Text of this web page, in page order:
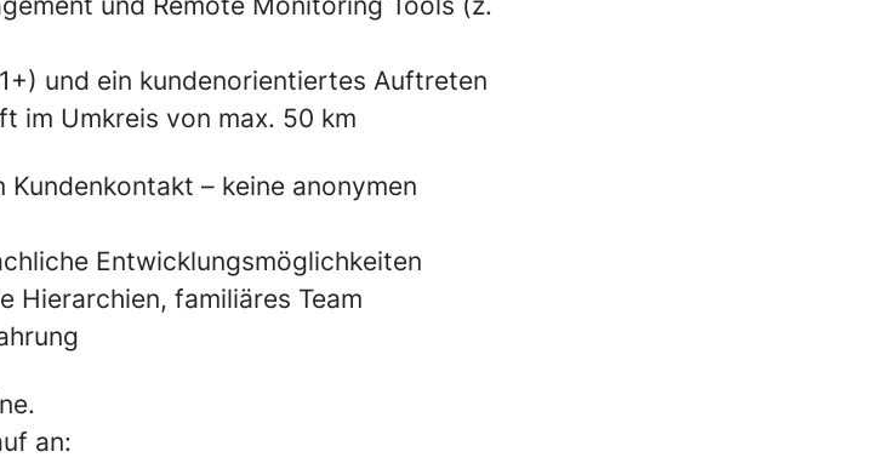
und ein kundenorientiertes Auftreten
im Umkreis von max. 50 km
– keine anonymen
Entwicklungsmöglichkeiten
Hierarchien, familiäres Team
an: